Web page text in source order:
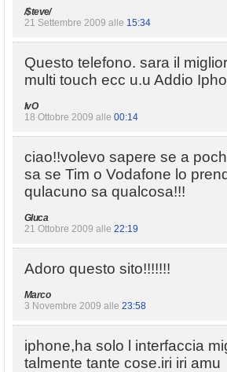
/$teve/
21 Settembre 2009 alle 15:34
Questo telefono. sara il
multi touch ecc u.u Addio
IvO
18 Ottobre 2009 alle 00:14
ciao!!volevo sapere se a
sa se Tim o Vodafone lo
qulacuno sa qualcosa!!!
Gluca
21 Ottobre 2009 alle 22:19
Adoro questo sito!!!!!!!
Marco
3 Novembre 2009 alle 23:58
iphone,ha solo l interfaccia
talmente tante cose.iri iri amu